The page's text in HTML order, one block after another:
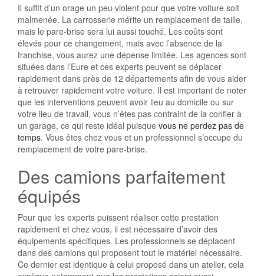
Il suffit d’un orage un peu violent pour que votre voiture soit
malmenée. La carrosserie mérite un remplacement de taille,
mais le pare-brise sera lui aussi touché. Les coûts sont
élevés pour ce changement, mais avec l’absence de la
franchise, vous aurez une dépense limitée. Les agences sont
situées dans l’Eure et ces experts peuvent se déplacer
rapidement dans près de 12 départements afin de vous aider
à retrouver rapidement votre voiture. Il est important de noter
que les interventions peuvent avoir lieu au domicile ou sur
votre lieu de travail, vous n’êtes pas contraint de la confier à
un garage, ce qui reste idéal puisque vous ne perdez pas de
temps. Vous êtes chez vous et un professionnel s’occupe du
remplacement de votre pare-brise.
Des camions parfaitement
équipés
Pour que les experts puissent réaliser cette prestation
rapidement et chez vous, il est nécessaire d’avoir des
équipements spécifiques. Les professionnels se déplacent
dans des camions qui proposent tout le matériel nécessaire.
Ce dernier est identique à celui proposé dans un atelier, cela